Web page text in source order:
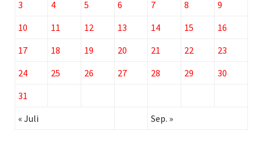
3
4 5 6 7 8
9
10
11 12 13 14 15
16
17
18 19 20 21 22
23
24
25 26 27 28 29
30
31
« Juli
Sep. »